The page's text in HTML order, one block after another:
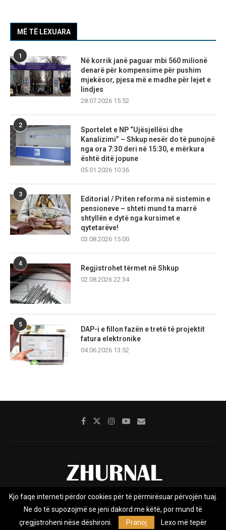
MË TË LEXUARA
1
Në korrik janë paguar mbi 560 milionë
denarë për kompensime për pushim
mjekësor, pjesa më e madhe për lejet e
lindjes
28.07.2026 15:52
2
Sportelet e NP “Ujësjellësi dhe
Kanalizimi” – Shkup nesër do të punojnë
nga ora 7:30 deri në 15:30, e mërkura
është ditë jopune
05.01.2026 10:36
3
Editorial / Priten reforma në sistemin e
pensioneve – shteti mund ta marrë
shtyllën e dytë nga kursimet e
qytetarëve!
03.08.2026 15:00
4
Regjistrohet tërmet në Shkup
02.08.2026 22:34
5
DAP-i e fillon fazën e tretë të projektit
fatura elektronike
04.06.2026 13:52
Rreth nesh Impresumi Marketing
Kontakt
Privacy Policy
Kjo faqe interneti përdor cookies për të përmirësuar përvojën tuaj.
Ne do të supozojmë se jeni dakord me këtë, por mund të
çregjistroheni nëse dëshironi.
Pranoj Lexo më tepër